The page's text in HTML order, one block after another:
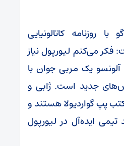
روزنامه کاتالونیایی
فکر می‌کنم لیورپول نیاز
آلونسو یک مربی جوان با
جدید است. ژابی و
پپ گواردیولا هستند و
تیمی ایده‌آل در لیورپول